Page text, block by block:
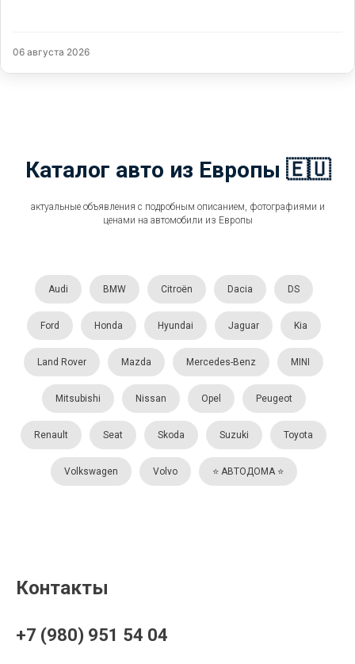
06 августа 2026
Каталог авто из Европы 🇪🇺
актуальные объявления с подробным описанием, фотографиями и
ценами на автомобили из Европы
Audi BMW Citroën Dacia DS
Ford Honda Hyundai Jaguar Kia
Land Rover Mazda Mercedes-Benz MINI
Mitsubishi Nissan Opel Peugeot
Renault Seat Skoda Suzuki Toyota
Volkswagen Volvo ⭐️ АВТОДОМА ⭐️
Контакты
+7 (980) 951 54 04